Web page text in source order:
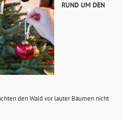
RUND UM DEN
den Wald vor lauter Bäumen nicht